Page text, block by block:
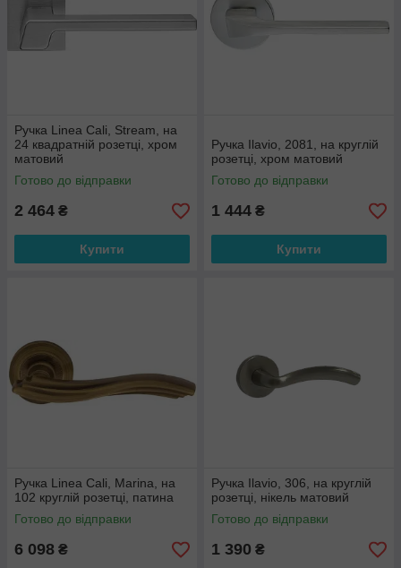
Ручка Linea Cali, Stream, на
24 квадратній розетці, хром
матовий
Готово до відправки
2 464 ₴
Купити
Ручка Ilavio, 2081, на круглій
розетці, хром матовий
Готово до відправки
1 444 ₴
Купити
Ручка Linea Cali, Marina, на
102 круглій розетці, патина
Готово до відправки
6 098 ₴
Ручка Ilavio, 306, на круглій
розетці, нікель матовий
Готово до відправки
1 390 ₴